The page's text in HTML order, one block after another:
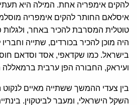
להקים אימפריה אחת. המילה היא
איסלאם החותר להקים אימפריה
טוטלית המסרבת להכיר באחר,
היה מוכן להכיר בכורדים, שתייה
בישראל. כמו שקדאפי, אסד וסדאם
ועיראק, החבורה הפן ערבית
בין צעדי ההמשך ששתייה מאיים לנקוט
השקל הישראלי, ומעבר לביטקוין.